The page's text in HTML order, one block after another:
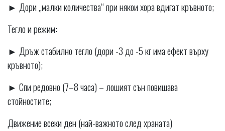
► Дори „малки количества“ при някои хора вдигат кръвното;
Тегло и режим:
► Дръж стабилно тегло (дори -3 до -5 кг има ефект върху
кръвното);
► Спи редовно (7–8 часа) – лошият сън повишава
стойностите;
Движение всеки ден (най-важното след храната)